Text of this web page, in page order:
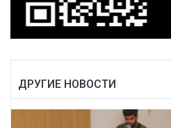
ДРУГИЕ НОВОСТИ